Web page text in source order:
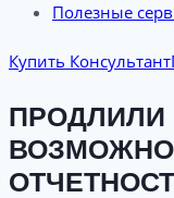
Полезные
Купить
ПРОДЛИЛИ